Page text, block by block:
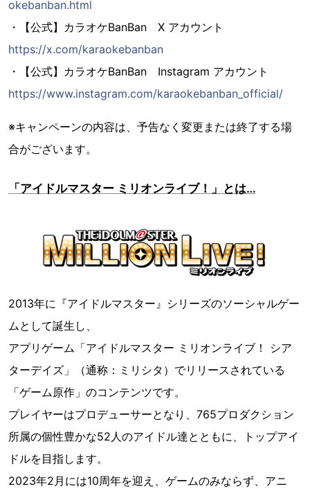
okebanban.html
・【公式】カラオケBanBan X アカウント
https://x.com/karaokebanban
・【公式】カラオケBanBan Instagram アカウント
https://www.instagram.com/karaokebanban_official/
※キャンペーンの内容は、予告なく変更または終了する場
合がございます。
「アイドルマスター ミリオンライブ！」とは…
2013年に『アイドルマスター』シリーズのソーシャルゲー
ムとして誕生し、
アプリゲーム「アイドルマスター ミリオンライブ！ シア
ターデイズ」（通称：ミリシタ）でリリースされている
「ゲーム原作」のコンテンツです。
プレイヤーはプロデューサーとなり、765プロダクション
所属の個性豊かな52人のアイドル達とともに、トップアイ
ドルを目指します。
2023年2月には10周年を迎え、ゲームのみならず、アニ